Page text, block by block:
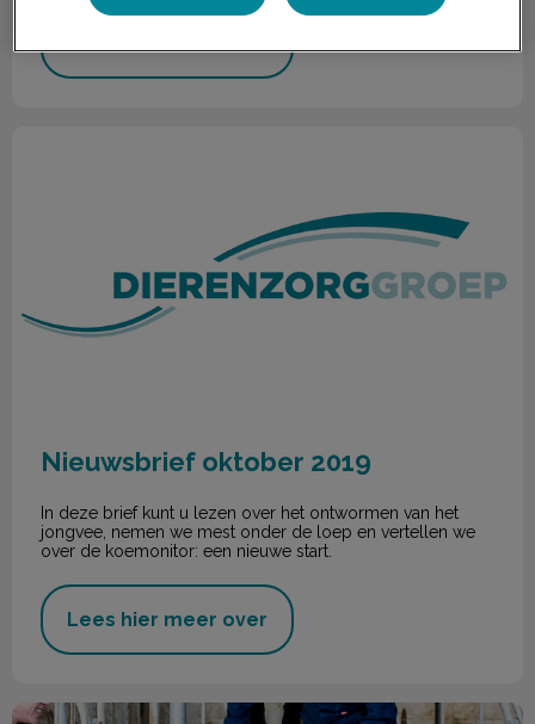
Nieuwsbrief oktober 2019
In deze brief kunt u lezen over het ontwormen van het
jongvee, nemen we mest onder de loep en vertellen we
over de koemonitor: een nieuwe start.
Lees hier meer over
Tips & Tricks